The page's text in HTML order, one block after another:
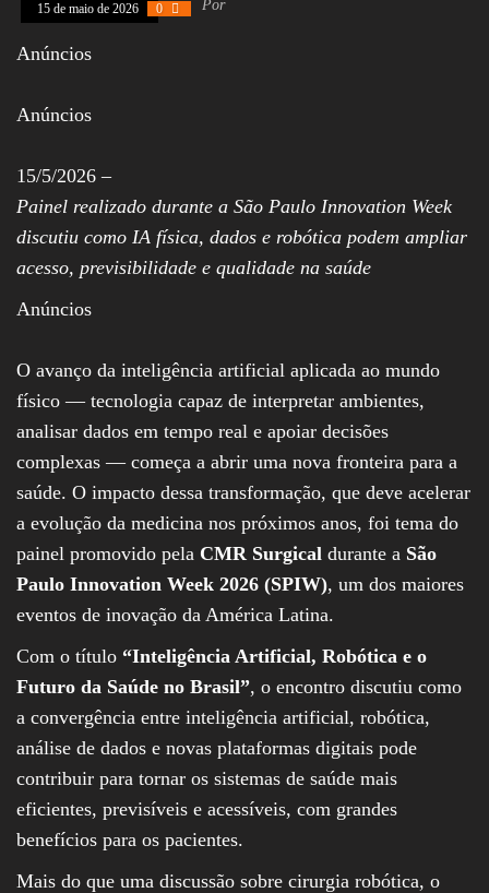
Receitas, Chef, RH,
Emprego,
Empreendedorismo,
Negócios,
15 de maio de 2026 0 Por
Anúncios
Anúncios
15/5/2026 –
Painel realizado durante a São Paulo Innovation Week
discutiu como IA física, dados e robótica podem ampliar
acesso, previsibilidade e qualidade na saúde
Anúncios
O avanço da inteligência artificial aplicada ao mundo
físico — tecnologia capaz de interpretar ambientes,
analisar dados em tempo real e apoiar decisões
complexas — começa a abrir uma nova fronteira para a
saúde. O impacto dessa transformação, que deve acelerar
a evolução da medicina nos próximos anos, foi tema do
painel promovido pela CMR Surgical durante a São
Paulo Innovation Week 2026 (SPIW), um dos maiores
eventos de inovação da América Latina.
Com o título “Inteligência Artificial, Robótica e o
Futuro da Saúde no Brasil”, o encontro discutiu como
a convergência entre inteligência artificial, robótica,
análise de dados e novas plataformas digitais pode
contribuir para tornar os sistemas de saúde mais
eficientes, previsíveis e acessíveis, com grandes
benefícios para os pacientes.
Mais do que uma discussão sobre cirurgia robótica, o